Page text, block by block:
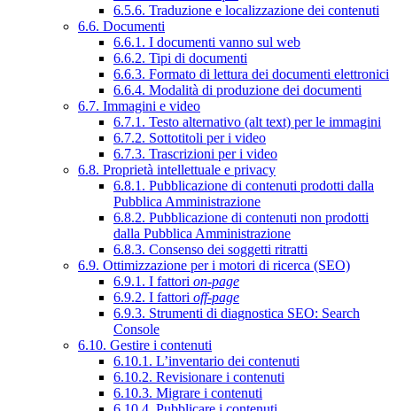
6.5.6. Traduzione e localizzazione dei contenuti
6.6. Documenti
6.6.1. I documenti vanno sul web
6.6.2. Tipi di documenti
6.6.3. Formato di lettura dei documenti elettronici
6.6.4. Modalità di produzione dei documenti
6.7. Immagini e video
6.7.1. Testo alternativo (alt text) per le immagini
6.7.2. Sottotitoli per i video
6.7.3. Trascrizioni per i video
6.8. Proprietà intellettuale e privacy
6.8.1. Pubblicazione di contenuti prodotti dalla
Pubblica Amministrazione
6.8.2. Pubblicazione di contenuti non prodotti
dalla Pubblica Amministrazione
6.8.3. Consenso dei soggetti ritratti
6.9. Ottimizzazione per i motori di ricerca (SEO)
6.9.1. I fattori on-page
6.9.2. I fattori off-page
6.9.3. Strumenti di diagnostica SEO: Search
Console
6.10. Gestire i contenuti
6.10.1. L’inventario dei contenuti
6.10.2. Revisionare i contenuti
6.10.3. Migrare i contenuti